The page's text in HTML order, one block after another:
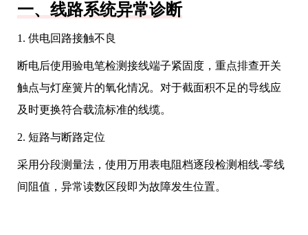
一、线路系统异常诊断
1. 供电回路接触不良
断电后使用验电笔检测接线端子紧固度，重点排查开关
触点与灯座簧片的氧化情况。对于截面积不足的导线应
及时更换符合载流标准的线缆。
2. 短路与断路定位
采用分段测量法，使用万用表电阻档逐段检测相线-零线
间阻值，异常读数区段即为故障发生位置。